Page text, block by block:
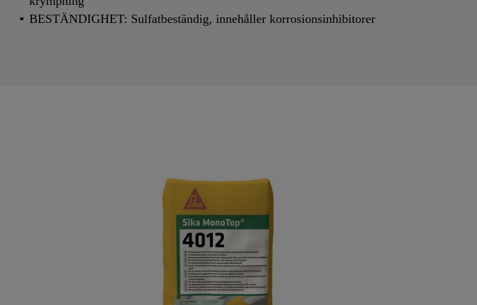
BESTÄNDIGHET: Sulfatbeständig, innehåller korrosionsinhibitorer